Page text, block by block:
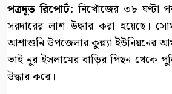
পত্রদূত রিপোর্ট: নিখোঁজের ৩৮ ঘণ্টা
সরদারের লাশ উদ্ধার করা হয়েছে।
আশাশুনি উপজেলার কুল্ল্যা ইউনিয়নের
ভাই নূর ইসলামের বাড়ির পিছন থেকে
উদ্ধার করে।